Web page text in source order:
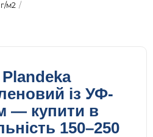
м2
із УФ-
— купити в
150–250